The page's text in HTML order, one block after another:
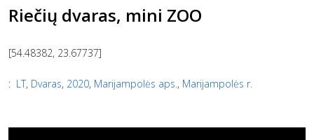
Riečių dvaras, mini ZOO
[54.48382, 23.67737]
: LT, Dvaras, 2020, Marijampolės aps., Marijampolės r.